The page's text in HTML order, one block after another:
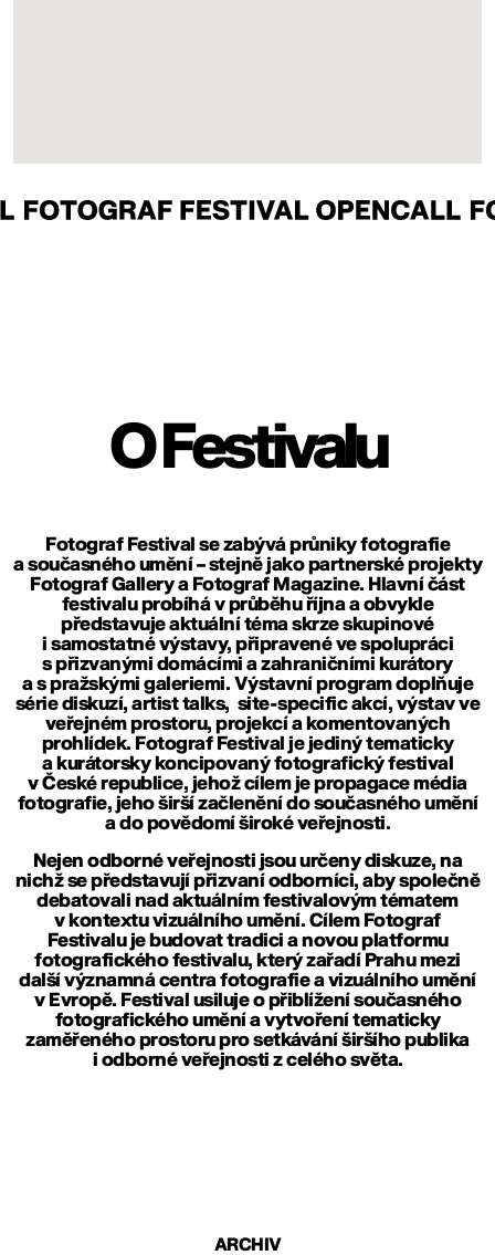
O Festivalu
Fotograf Festival se zabývá průniky fotografie
a současného umění – stejně jako partnerské projekty
Fotograf Gallerya Fotograf Magazine. Hlavní část
festivalu probíhá v průběhu října a obvykle
představuje aktuální téma skrze skupinové
i samostatné výstavy, připravené ve spolupráci
s přizvanými domácími a zahraničními kurátory
a s pražskými galeriemi. Výstavní program doplňuje
série diskuzí, artist talks, site-specific akcí, výstav ve
veřejném prostoru, projekcí a komentovaných
prohlídek. Fotograf Festival je jediný tematicky
a kurátorsky koncipovaný fotografický festival
v České republice, jehož cílem je propagace média
fotografie, jeho širší začlenění do současného umění
a do povědomí široké veřejnosti.
Nejen odborné veřejnosti jsou určeny diskuze, na
nichž se představují přizvaní odborníci, aby společně
debatovali nad aktuálním festivalovým tématem
v kontextu vizuálního umění. Cílem Fotograf
Festivalu je budovat tradici a novou platformu
fotografického festivalu, který zařadí Prahu mezi
další významná centra fotografie a vizuálního umění
v Evropě. Festival usiluje o přiblížení současného
fotografického umění a vytvoření tematicky
zaměřeného prostoru pro setkávání širšího publika
i odborné veřejnosti z celého světa.
ARCHIV